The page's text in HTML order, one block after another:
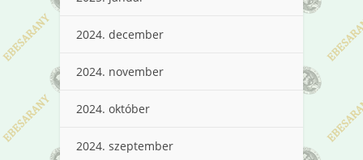
2024. december
2024. november
2024. október
2024. szeptember